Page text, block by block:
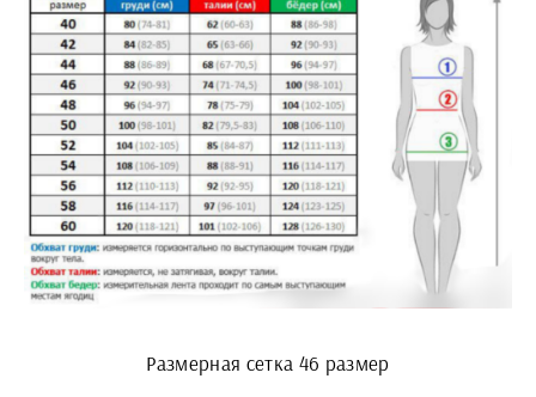
Размерная сетка 46 размер